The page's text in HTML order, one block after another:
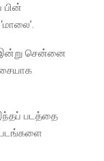
பின்
இன்று சென்னை
படத்தை